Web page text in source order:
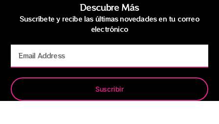
Descubre Más
Suscríbete y recibe las últimas novedades en tu correo
electrónico
Suscribir